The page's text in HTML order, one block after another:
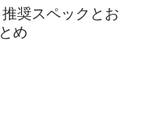
奨スペックとお
め